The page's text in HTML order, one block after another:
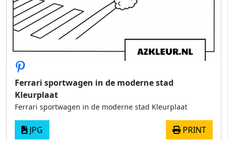
Ferrari sportwagen in de moderne stad
Kleurplaat
Ferrari sportwagen in de moderne stad Kleurplaat
JPG PRINT